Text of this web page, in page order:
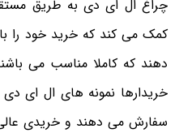
چراغ ال ای دی به طریق
کمک می کند که خرید خود را
دهند که کاملا مناسب می
خریدارها نمونه های ال ای دی
سفارش می دهند و خریدی